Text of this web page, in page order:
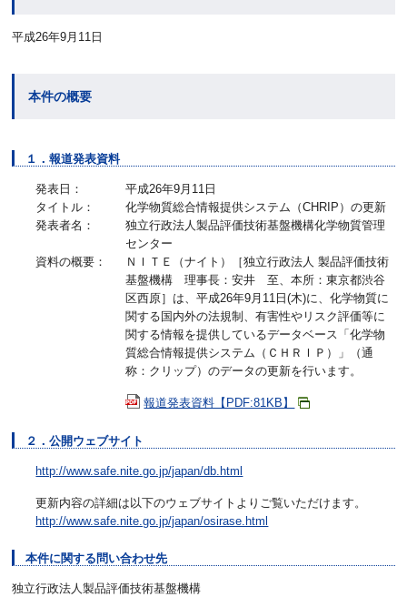
平成26年9月11日
本件の概要
１．報道発表資料
発表日：
平成26年9月11日
タイトル：
化学物質総合情報提供システム（CHRIP）の更新
発表者名：
独立行政法人製品評価技術基盤機構化学物質管理
センター
資料の概要：
ＮＩＴＥ（ナイト）［独立行政法人 製品評価技術
基盤機構 理事長：安井 至、本所：東京都渋谷
区西原］は、平成26年9月11日(木)に、化学物質に
関する国内外の法規制、有害性やリスク評価等に
関する情報を提供しているデータベース「化学物
質総合情報提供システム（ＣＨＲＩＰ）」（通
称：クリップ）のデータの更新を行います。
報道発表資料【PDF:81KB】
２．公開ウェブサイト
http://www.safe.nite.go.jp/japan/db.html
更新内容の詳細は以下のウェブサイトよりご覧いただけます。
http://www.safe.nite.go.jp/japan/osirase.html
本件に関する問い合わせ先
独立行政法人製品評価技術基盤機構